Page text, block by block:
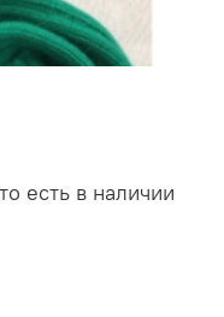
есть в наличии